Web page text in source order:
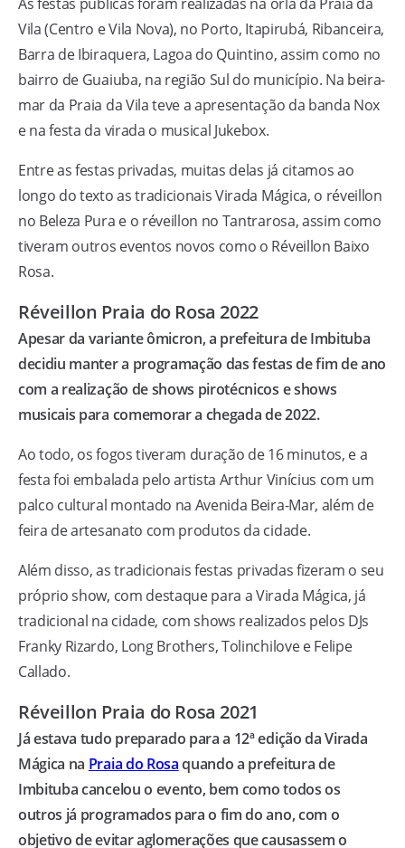
Vila (Centro e Vila Nova), no Porto, Itapirubá, Ribanceira,
Barra de Ibiraquera, Lagoa do Quintino, assim como no
bairro de Guaiuba, na região Sul do município. Na beira-
mar da Praia da Vila teve a apresentação da banda Nox
e na festa da virada o musical Jukebox.
Entre as festas privadas, muitas delas já citamos ao
longo do texto as tradicionais Virada Mágica, o réveillon
no Beleza Pura e o réveillon no Tantrarosa, assim como
tiveram outros eventos novos como o Réveillon Baixo
Rosa.
Réveillon Praia do Rosa 2022
Apesar da variante ômicron, a prefeitura de Imbituba
decidiu manter a programação das festas de fim de ano
com a realização de shows pirotécnicos e shows
musicais para comemorar a chegada de 2022.
Ao todo, os fogos tiveram duração de 16 minutos, e a
festa foi embalada pelo artista Arthur Vinícius com um
palco cultural montado na Avenida Beira-Mar, além de
feira de artesanato com produtos da cidade.
Além disso, as tradicionais festas privadas fizeram o seu
próprio show, com destaque para a Virada Mágica, já
tradicional na cidade, com shows realizados pelos DJs
Franky Rizardo, Long Brothers, Tolinchilove e Felipe
Callado.
Réveillon Praia do Rosa 2021
Já estava tudo preparado para a 12ª edição da Virada
Mágica na Praia do Rosaquando a prefeitura de
Imbituba cancelou o evento, bem como todos os
outros já programados para o fim do ano, com o
objetivo de evitar aglomerações que causassem o